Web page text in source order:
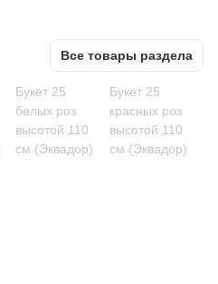
Все товары раздела
Букет 25
белых роз
высотой 110
см (Эквадор)
Букет 25
красных роз
высотой 110
см (Эквадор)